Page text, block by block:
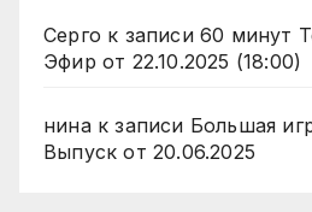
Серго к записи 60 минут
Эфир от 22.10.2025 (18:00)
нинак записи Большая
Выпуск от 20.06.2025